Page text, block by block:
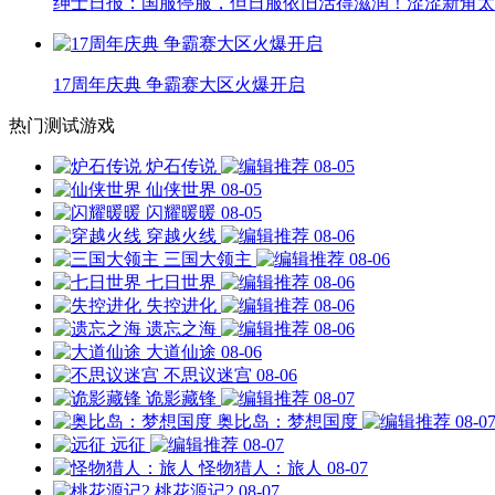
17周年庆典 争霸赛大区火爆开启
热门测试游戏
炉石传说
08-05
仙侠世界 08-05
闪耀暖暖 08-05
穿越火线
08-06
三国大领主
08-06
七日世界
08-06
失控进化
08-06
遗忘之海
08-06
大道仙途 08-06
不思议迷宫 08-06
诡影藏锋
08-07
奥比岛：梦想国度
08-07
远征
08-07
怪物猎人：旅人 08-07
桃花源记2 08-07